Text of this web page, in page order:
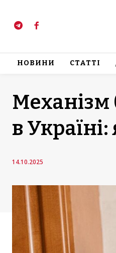
НОВИНИ СТАТТІ
Механізм
в
14.10.2025